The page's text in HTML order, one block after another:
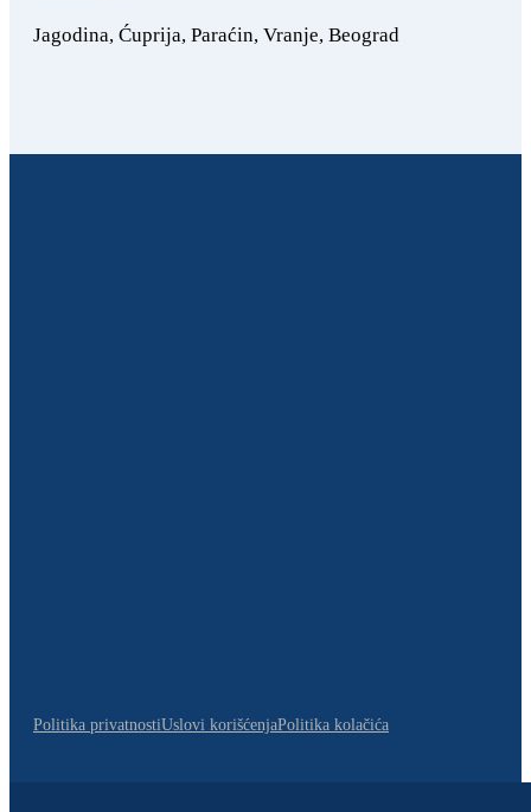
Jagodina, Ćuprija, Paraćin, Vranje, Beograd
Politika privatnostiUslovi korišćenjaPolitika kolačića